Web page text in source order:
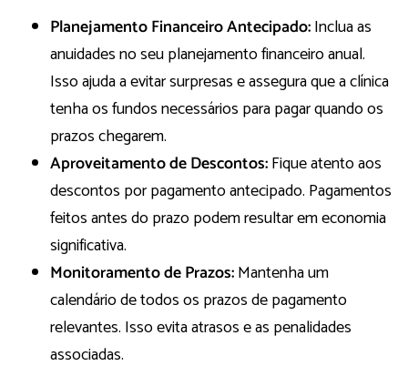
Planejamento Financeiro Antecipado:Inclua as
anuidades no seu planejamento financeiro anual.
Isso ajuda a evitar surpresas e assegura que a clínica
tenha os fundos necessários para pagar quando os
prazos chegarem.
Aproveitamento de Descontos:Fique atento aos
descontos por pagamento antecipado. Pagamentos
feitos antes do prazo podem resultar em economia
significativa.
Monitoramento de Prazos:Mantenha um
calendário de todos os prazos de pagamento
relevantes. Isso evita atrasos e as penalidades
associadas.